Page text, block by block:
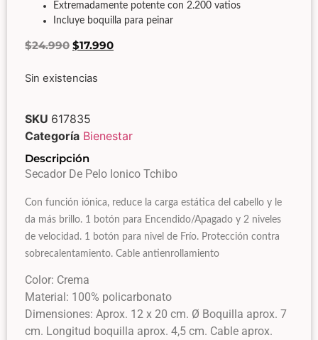
Extremadamente potente con 2.200 vatios
Incluye boquilla para peinar
$24.990 $17.990
Sin existencias
SKU 617835
Categoría Bienestar
Descripción
Secador De Pelo Ionico Tchibo
Con función iónica, reduce la carga estática del cabello y le
da más brillo. 1 botón para Encendido/Apagado y 2 niveles
de velocidad. 1 botón para nivel de Frío. Protección contra
sobrecalentamiento. Cable antienrollamiento
Color: Crema
Material: 100% policarbonato
Dimensiones: Aprox. 12 x 20 cm. Ø Boquilla aprox. 7
cm. Longitud boquilla aprox. 4,5 cm. Cable aprox.